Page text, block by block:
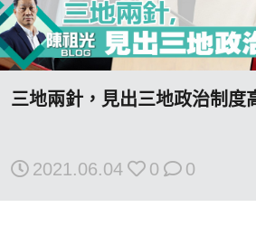
三地兩針，見出三地政治制度
2021.06.04 0 0